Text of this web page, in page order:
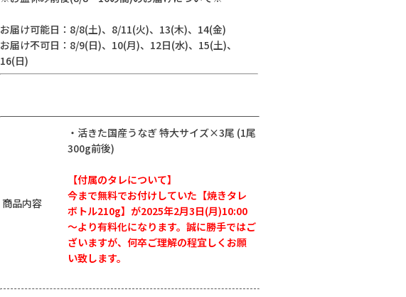
お届け可能日：8/8(土)、8/11(火)、13(木)、14(金)
お届け不可日：8/9(日)、10(月)、12日(水)、15(土)、
16(日)
商品内容
・活きた国産うなぎ 特大サイズ×3尾 (1尾
300g前後)
【付属のタレについて】
今まで無料でお付けしていた【焼きタレ
ボトル210g】が2025年2月3日(月)10:00
～より有料化になります。誠に勝手ではご
ざいますが、何卒ご理解の程宜しくお願
い致します。